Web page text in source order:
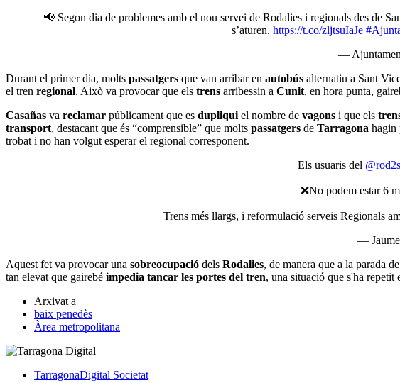
📢 Segon dia de problemes amb el nou servei de Rodalies i regionals des de
s’aturen. https://t.co/zljtsuIaJe
—
Durant el primer dia, molts passatgers que van arribar en autobús alternatiu a Sant
el tren regional. Això va provocar que els trens arribessin a Cunit, en hora punta,
Casañas va reclamar públicament que es dupliqui el nombre de vagons i que els
transport, destacant que és “comprensible” que molts passatgers de Tarragona hagin
trobat i no han volgut esperar el regional corresponent.
Els usuaris del
❌No podem estar 6
Trens més llargs, i reformulació serveis Regionals
— Jaume
Aquest fet va provocar una sobreocupació dels Rodalies, de manera que a la parada de
tan elevat que gairebé impedia tancar les portes del tren, una situació que s'ha repetit
Arxivat a
baix penedès
Àrea metropolitana
TarragonaDigital Societat